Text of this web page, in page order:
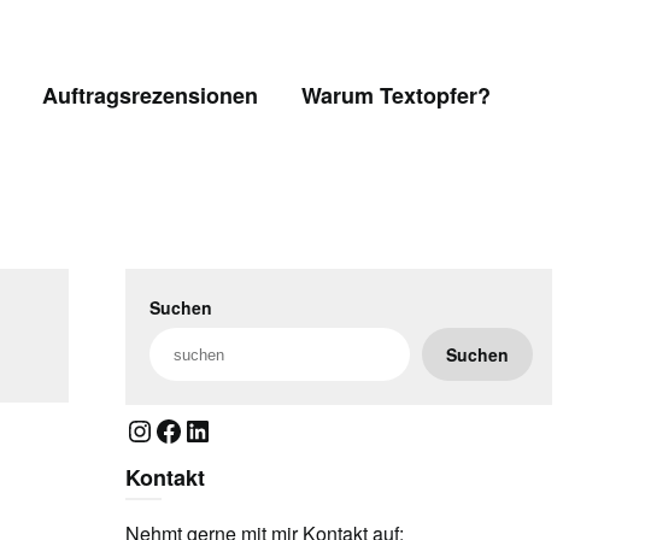
Auftragsrezensionen Warum Textopfer?
Suchen
Suchen
Instagram
Facebook
LinkedIn
Kontakt
Nehmt gerne mit mir Kontakt auf: